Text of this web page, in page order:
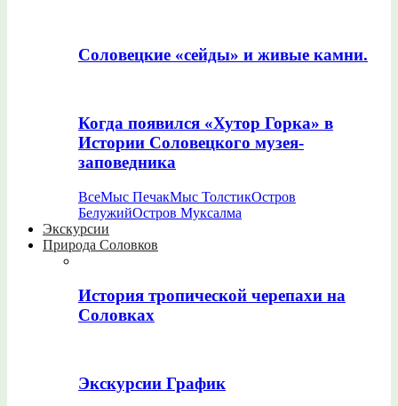
Соловецкие «сейды» и живые камни.
Когда появился «Хутор Горка» в
Истории Соловецкого музея-
заповедника
ВсеМыс ПечакМыс ТолстикОстров
БелужийОстров Муксалма
Экскурсии
Природа Соловков
История тропической черепахи на
Соловках
Экскурсии График